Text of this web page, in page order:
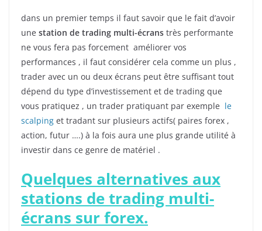
dans un premier temps il faut savoir que le fait d’avoir
une station de trading multi-écrans très performante
ne vous fera pas forcement améliorer vos
performances , il faut considérer cela comme un plus ,
trader avec un ou deux écrans peut être suffisant tout
dépend du type d’investissement et de trading que
vous pratiquez , un trader pratiquant par exemple le
scalping et tradant sur plusieurs actifs( paires forex ,
action, futur ….) à la fois aura une plus grande utilité à
investir dans ce genre de matériel .
Quelques alternatives aux
stations de trading multi-
écrans sur forex.